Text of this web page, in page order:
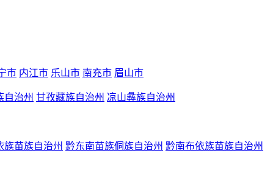
市 内江市 乐山市 南充市 眉山市
自治州 甘孜藏族自治州 凉山彝族自治州
族苗族自治州 黔东南苗族侗族自治州 黔南布依族苗族自治州